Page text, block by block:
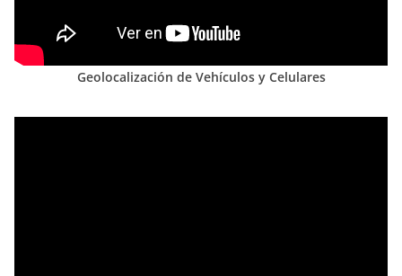
Geolocalización de Vehículos y Celulares